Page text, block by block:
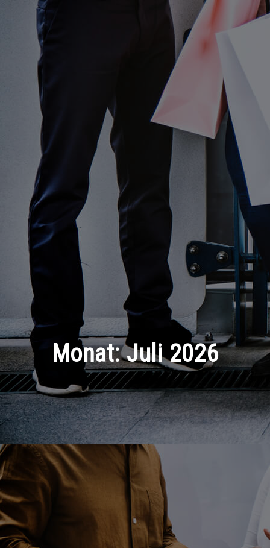
Monat:Juli 2026